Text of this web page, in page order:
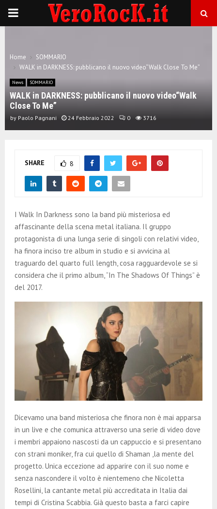
P
M
A
N
U
Home
SOMMARIO
WALK in DARKNESS: pubblicano il nuovo video“Walk Close To Me”
News SOMMARIO
WALK in DARKNESS: pubblicano il nuovo video“Walk
Close To Me”
by Paolo Pagnani 24 Febbraio 2022 0 3716
SHARE 8
I Walk In Darkness sono la band più misteriosa ed
affascinante della scena metal italiana. Il gruppo
protagonista di una lunga serie di singoli con relativi video,
ha finora inciso tre album in studio e si avvicina al
traguardo del quarto full length, cosa ragguardevole se si
considera che il primo album, “In The Shadows Of Things” è
del 2017.
Dicevamo una band misteriosa che finora non è mai apparsa
in un live e che comunica attraverso una serie di video dove
i membri appaiono nascosti da un cappuccio e si presentano
con strani moniker, fra cui quello di Shaman ,la mente del
progetto. Unica eccezione ad apparire con il suo nome e
senza nascondere il volto è nientemeno che Nicoletta
Rosellini, la cantante metal più accreditata in Italia dai
tempi di Cristina Scabbia. Già questo basta a farci capire